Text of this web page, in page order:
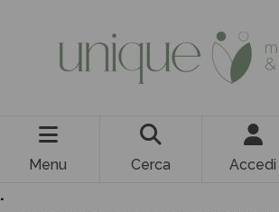
Menu Cerca Accedi
.